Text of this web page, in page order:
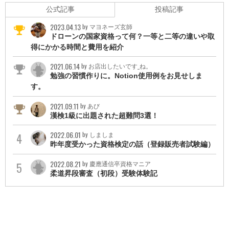
公式記事 投稿記事
2023.04.13by マヨネーズ玄師
ドローンの国家資格って何？一等と二等の違いや取
得にかかる時間と費用を紹介
2021.06.14by お店出したいです_ね。
勉強の習慣作りに。Notion使用例をお見せしま
す。
2021.09.11 by あび
漢検1級に出題された超難問3選！
2022.06.01 by しましま
昨年度受かった資格検定の話（登録販売者試験編）
2022.08.21 by 慶應通信卒資格マニア
柔道昇段審査（初段）受験体験記